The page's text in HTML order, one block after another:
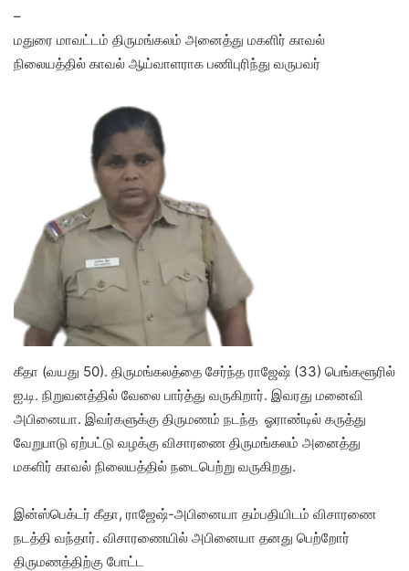
–
மதுரை மாவட்டம் திருமங்கலம் அனைத்து மகளிர் காவல்
நிலையத்தில் காவல் ஆய்வாளராக பணிபுரிந்து வருபவர்
கீதா (வயது 50). திருமங்கலத்தை சேர்ந்த ராஜேஷ் (33) பெங்களூரில்
ஐ.டி. நிறுவனத்தில் வேலை பார்த்து வருகிறார். இவரது மனைவி
அபினையா. இவர்களுக்கு திருமணம் நடந்த ஓராண்டில் கருத்து
வேறுபாடு ஏற்பட்டு வழக்கு விசாரணை திருமங்கலம் அனைத்து
மகளிர் காவல் நிலையத்தில் நடைபெற்று வருகிறது.
இன்ஸ்பெக்டர் கீதா, ராஜேஷ்-அபினையா தம்பதியிடம் விசாரணை
நடத்தி வந்தார். விசாரணையில் அபினையா தனது பெற்றோர்
திருமணத்திற்கு போட்ட